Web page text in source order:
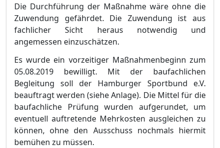
Die Durchführung der Maßnahme wäre ohne die
Zuwendung gefährdet. Die Zuwendung ist aus
fachlicher Sicht heraus notwendig und
angemessen einzuschätzen.
Es wurde ein vorzeitiger Maßnahmenbeginn zum
05.08.2019 bewilligt.
Mit der baufachlichen
Begleitung soll der Hamburger Sportbund e.V.
beauftragt werden (sieheAnlage). Die Mittel für die
baufachliche Prüfung wurden aufgerundet, um
eventuell auftretende Mehrkosten ausgleichen zu
können, ohne den Ausschuss nochmals hiermit
bemühen zu müssen.